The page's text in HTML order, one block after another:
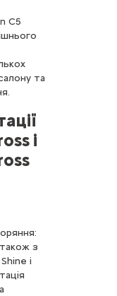
C5
та
і
з
і